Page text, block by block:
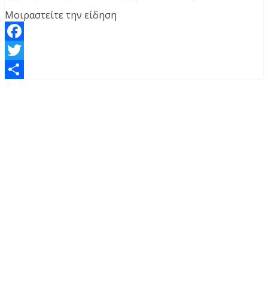
Μοιραστείτε την είδηση
Facebook
Twitter